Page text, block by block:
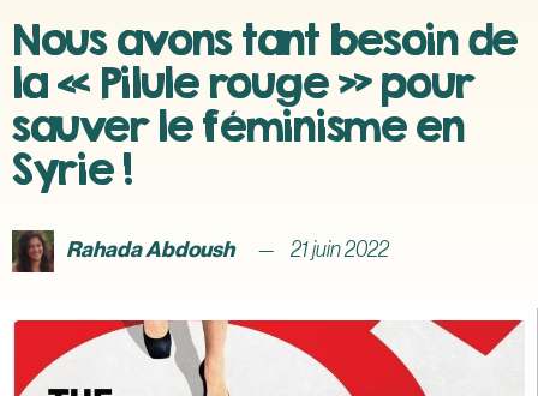
Nous avons tant besoin de
la « Pilule rouge » pour
sauver le féminisme en
Syrie !
Rahada Abdoush 21 juin 2022